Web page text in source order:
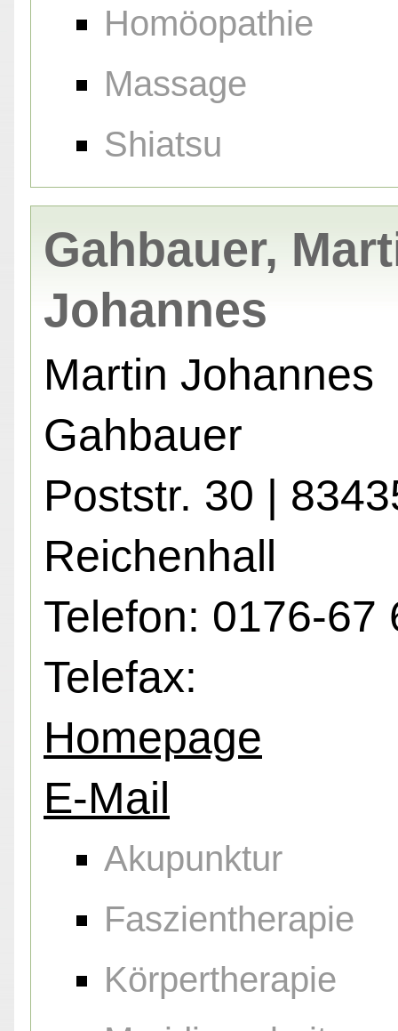
Homöopathie
Massage
Shiatsu
Gahbauer,
Johannes
Martin Johannes
Gahbauer
Poststr. 30 |
Reichenhall
Telefon: 0176-67
Telefax:
Homepage
E-Mail
Akupunktur
Faszientherapie
Körpertherapie